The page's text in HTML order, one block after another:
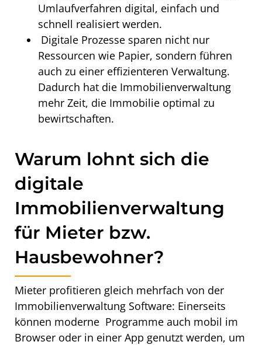
Umlaufverfahren digital, einfach und
schnell realisiert werden.
Digitale Prozesse sparen nicht nur
Ressourcen wie Papier, sondern führen
auch zu einer effizienteren Verwaltung.
Dadurch hat die Immobilienverwaltung
mehr Zeit, die Immobilie optimal zu
bewirtschaften.
Warum lohnt sich die
digitale
Immobilienverwaltung
für Mieter bzw.
Hausbewohner?
Mieter profitieren gleich mehrfach von der
Immobilienverwaltung Software: Einerseits
können moderne Programme auch mobil im
Browser oder in einer App genutzt werden, um